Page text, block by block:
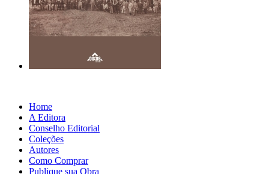
Home
A Editora
Conselho Editorial
Coleções
Autores
Como Comprar
Publique sua Obra